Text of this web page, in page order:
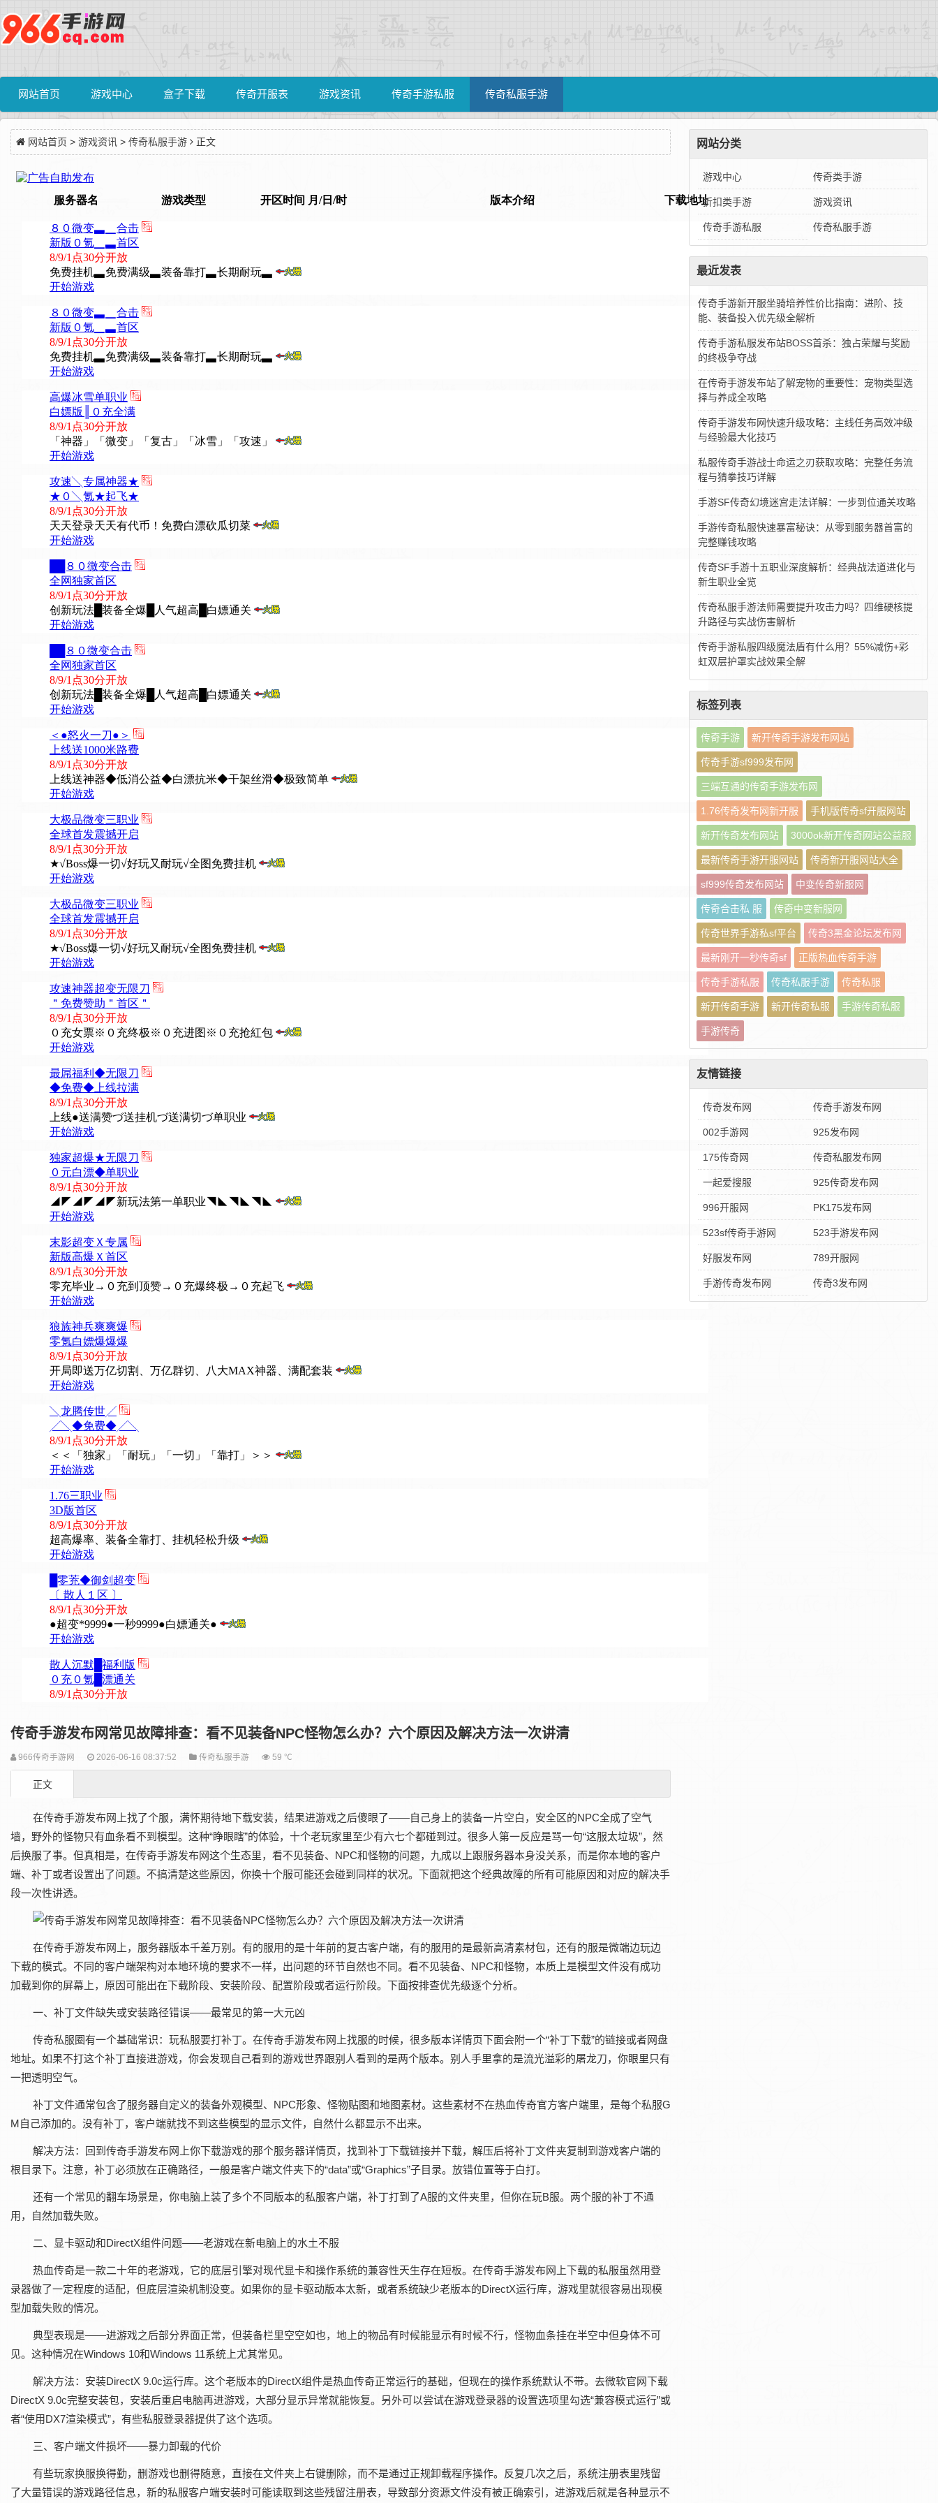
网站首页 游戏中心 盒子下载 传奇开服表 游戏资讯 传奇手游私服 传奇私服手游
网站首页 > 游戏资讯 > 传奇私服手游 正文
传奇手游发布网常见故障排查：看不见装备NPC怪物怎么办？六个原因及解决方法一次讲清
966传奇手游网 2026-06-16 08:37:52 传奇私服手游 59 ℃
正文
在传奇手游发布网上找了个服，满怀期待地下载安装，结果进游戏之后傻眼了——自己身上的装备一片空白，安全区的NPC全成了空气
墙，野外的怪物只有血条看不到模型。这种“睁眼瞎”的体验，十个老玩家里至少有六七个都碰到过。很多人第一反应是骂一句“这服太垃圾”，然
后换服了事。但真相是，在传奇手游发布网这个生态里，看不见装备、NPC和怪物的问题，九成以上跟服务器本身没关系，而是你本地的客户
端、补丁或者设置出了问题。不搞清楚这些原因，你换十个服可能还会碰到同样的状况。下面就把这个经典故障的所有可能原因和对应的解决手
段一次性讲透。
在传奇手游发布网上，服务器版本千差万别。有的服用的是十年前的复古客户端，有的服用的是最新高清素材包，还有的服是微端边玩边
下载的模式。不同的客户端架构对本地环境的要求不一样，出问题的环节自然也不同。看不见装备、NPC和怪物，本质上是模型文件没有成功
加载到你的屏幕上，原因可能出在下载阶段、安装阶段、配置阶段或者运行阶段。下面按排查优先级逐个分析。
一、补丁文件缺失或安装路径错误——最常见的第一大元凶
传奇私服圈有一个基础常识：玩私服要打补丁。在传奇手游发布网上找服的时候，很多版本详情页下面会附一个“补丁下载”的链接或者网盘
地址。如果不打这个补丁直接进游戏，你会发现自己看到的游戏世界跟别人看到的是两个版本。别人手里拿的是流光溢彩的屠龙刀，你眼里只有
一把透明空气。
补丁文件通常包含了服务器自定义的装备外观模型、NPC形象、怪物贴图和地图素材。这些素材不在热血传奇官方客户端里，是每个私服G
M自己添加的。没有补丁，客户端就找不到这些模型的显示文件，自然什么都显示不出来。
解决方法‌：回到传奇手游发布网上你下载游戏的那个服务器详情页，找到补丁下载链接并下载，解压后将补丁文件夹复制到游戏客户端的
根目录下。注意，补丁必须放在正确路径，一般是客户端文件夹下的“data”或“Graphics”子目录。放错位置等于白打。
还有一个常见的翻车场景是，你电脑上装了多个不同版本的私服客户端，补丁打到了A服的文件夹里，但你在玩B服。两个服的补丁不通
用，自然加载失败。
二、显卡驱动和DirectX组件问题——老游戏在新电脑上的水土不服
热血传奇是一款二十年的老游戏，它的底层引擎对现代显卡和操作系统的兼容性天生存在短板。在传奇手游发布网上下载的私服虽然用登
录器做了一定程度的适配，但底层渲染机制没变。如果你的显卡驱动版本太新，或者系统缺少老版本的DirectX运行库，游戏里就很容易出现模
型加载失败的情况。
典型表现是——进游戏之后部分界面正常，但装备栏里空空如也，地上的物品有时候能显示有时候不行，怪物血条挂在半空中但身体不可
见。这种情况在Windows 10和Windows 11系统上尤其常见。
解决方法‌：安装DirectX 9.0c运行库。这个老版本的DirectX组件是热血传奇正常运行的基础，但现在的操作系统默认不带。去微软官网下载
DirectX 9.0c完整安装包，安装后重启电脑再进游戏，大部分显示异常就能恢复。另外可以尝试在游戏登录器的设置选项里勾选“兼容模式运行”或
者“使用DX7渲染模式”，有些私服登录器提供了这个选项。
三、客户端文件损坏——暴力卸载的代价
有些玩家换服换得勤，删游戏也删得随意，直接在文件夹上右键删除，而不是通过正规卸载程序操作。反复几次之后，系统注册表里残留
了大量错误的游戏路径信息，新的私服客户端安装时可能读取到这些残留注册表，导致部分资源文件没有被正确索引，进游戏后就是各种显示不
网站分类
游戏中心 传奇类手游
折扣类手游 游戏资讯
传奇手游私服 传奇私服手游
最近发表
传奇手游新开服坐骑培养性价比指南：进阶、技
能、装备投入优先级全解析
传奇手游私服发布站BOSS首杀：独占荣耀与奖励
的终极争夺战
在传奇手游发布站了解宠物的重要性：宠物类型选
择与养成全攻略
传奇手游发布网快速升级攻略：主线任务高效冲级
与经验最大化技巧
私服传奇手游战士命运之刃获取攻略：完整任务流
程与猜拳技巧详解
手游SF传奇幻境迷宫走法详解：一步到位通关攻略
手游传奇私服快速暴富秘诀：从零到服务器首富的
完整赚钱攻略
传奇SF手游十五职业深度解析：经典战法道进化与
新生职业全览
传奇私服手游法师需要提升攻击力吗？四维硬核提
升路径与实战伤害解析
传奇手游私服四级魔法盾有什么用？55%减伤+彩
虹双层护罩实战效果全解
标签列表
传奇手游 新开传奇手游发布网站
传奇手游sf999发布网
三端互通的传奇手游发布网
1.76传奇发布网新开服 手机版传奇sf开服网站
新开传奇发布网站 3000ok新开传奇网站公益服
最新传奇手游开服网站 传奇新开服网站大全
sf999传奇发布网站 中变传奇新服网
传奇合击私 服 传奇中变新服网
传奇世界手游私sf平台 传奇3黑金论坛发布网
最新刚开一秒传奇sf 正版热血传奇手游
传奇手游私服 传奇私服手游 传奇私服
新开传奇手游 新开传奇私服 手游传奇私服
手游传奇
友情链接
传奇发布网 传奇手游发布网
002手游网 925发布网
175传奇网 传奇私服发布网
一起爱搜服 925传奇发布网
996开服网 PK175发布网
523sf传奇手游网 523手游发布网
好服发布网 789开服网
手游传奇发布网 传奇3发布网